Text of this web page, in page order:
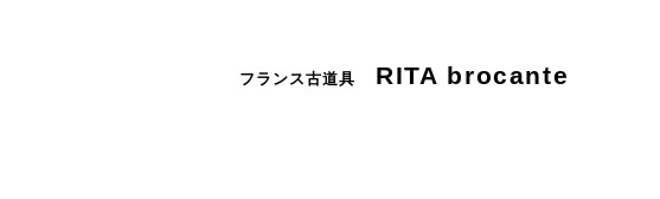
フランス古道具 RITA brocante